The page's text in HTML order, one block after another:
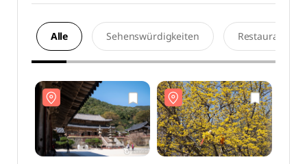
Alle Sehenswürdigkeiten Restaurants